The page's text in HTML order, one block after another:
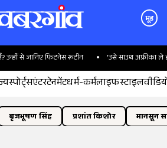
मूड
से जानिए फिटनेस रूटीन 'उसे साउथ अफ्रीका ले ही
स्पोर्ट्सएंटरटेनमेंटधर्म-कर्मलाइफस्टाइल
बृजभूषण सिंह प्रशांत किशोर मानसून